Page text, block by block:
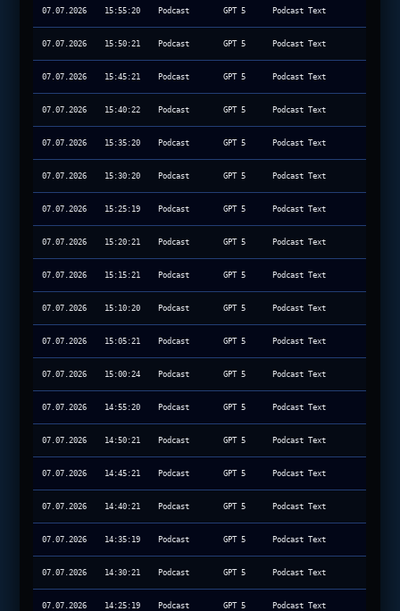
07.07.2026 15:55:20 Podcast GPT 5 Podcast Text
07.07.2026 15:50:21 Podcast GPT 5 Podcast Text
07.07.2026 15:45:21 Podcast GPT 5 Podcast Text
07.07.2026 15:40:22 Podcast GPT 5 Podcast Text
07.07.2026 15:35:20 Podcast GPT 5 Podcast Text
07.07.2026 15:30:20 Podcast GPT 5 Podcast Text
07.07.2026 15:25:19 Podcast GPT 5 Podcast Text
07.07.2026 15:20:21 Podcast GPT 5 Podcast Text
07.07.2026 15:15:21 Podcast GPT 5 Podcast Text
07.07.2026 15:10:20 Podcast GPT 5 Podcast Text
07.07.2026 15:05:21 Podcast GPT 5 Podcast Text
07.07.2026 15:00:24 Podcast GPT 5 Podcast Text
07.07.2026 14:55:20 Podcast GPT 5 Podcast Text
07.07.2026 14:50:21 Podcast GPT 5 Podcast Text
07.07.2026 14:45:21 Podcast GPT 5 Podcast Text
07.07.2026 14:40:21 Podcast GPT 5 Podcast Text
07.07.2026 14:35:19 Podcast GPT 5 Podcast Text
07.07.2026 14:30:21 Podcast GPT 5 Podcast Text
07.07.2026 14:25:19 Podcast GPT 5 Podcast Text